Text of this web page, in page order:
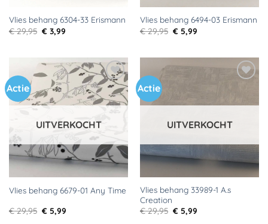
Vlies behang 6304-33 Erismann
€29,95 Oorspronkelijke
prijs
€ 3,99Huidige
Vlies behang 6494-03 Erismann
€29,95 Oorspronkelijke
prijs
€ 5,99Huidige
Actie
Toevoegen
aan
verlanglijst
UITVERKOCHT
Vlies behang 6679-01 Any Time
€29,95 Oorspronkelijke
prijs
€ 5,99Huidige
Actie
verlanglijst
UITVERKOCHT
Vlies behang 33989-1 A.s
Creation
€29,95 Oorspronkelijke
prijs
€ 5,99Huidige